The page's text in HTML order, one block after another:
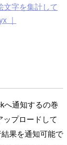
文字を集計して
｜
へ通知するの巻
プロードして
果を通知可能で